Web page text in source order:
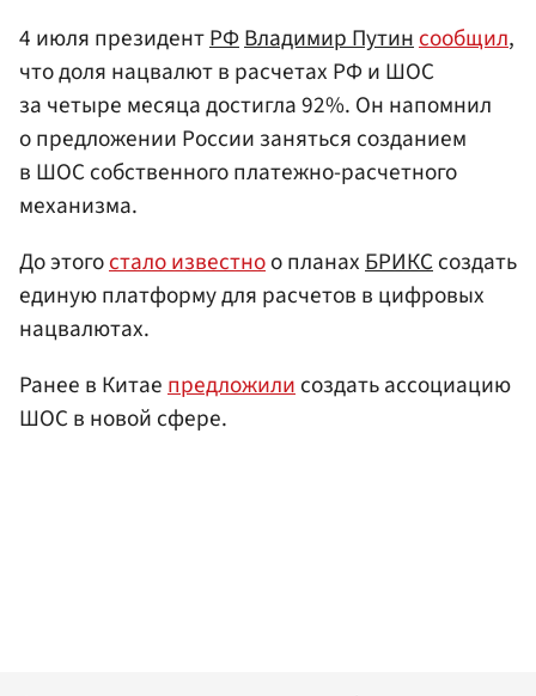
4 июля президентРФВладимир Путинсообщил,
что доля нацвалют в расчетах РФ и ШОС
за четыре месяца достигла 92%. Он напомнил
о предложении России заняться созданием
в ШОС собственного платежно-расчетного
механизма.
До этогостало известноо планахБРИКСсоздать
единую платформу для расчетов в цифровых
нацвалютах.
Ранее в Китаепредложилисоздать ассоциацию
ШОС в новой сфере.